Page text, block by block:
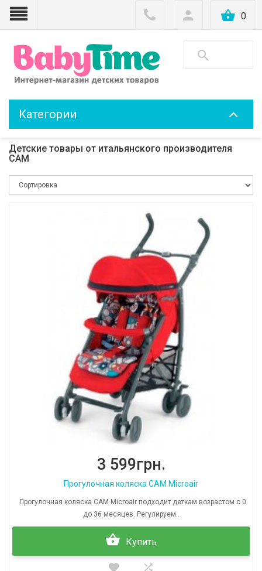
0
Категории
Детские товары от итальянского производителя
CAM
3 599грн.
Прогулочная коляска CAM Microair
Прогулочная коляска CAM Microair подходит деткам возрастом с 0
до 36 месяцев. Регулируем..
Купить